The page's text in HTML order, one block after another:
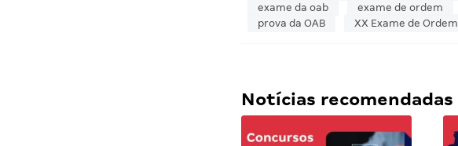
exame da oab
exame de ordem
prova da OAB
XX Exame de Ordem
Notícias recomendadas